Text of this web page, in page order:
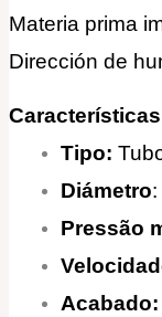
Materia prima
Dirección de
Características
Tipo:
Diámetro
Pressão
Acabado: